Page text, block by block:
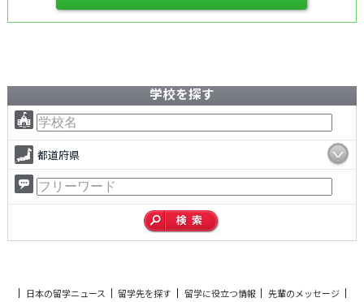
学校を探す
都道府県
日本の留学ニュース 留学先を探す 留学に役立つ情報
先輩のメッセージ